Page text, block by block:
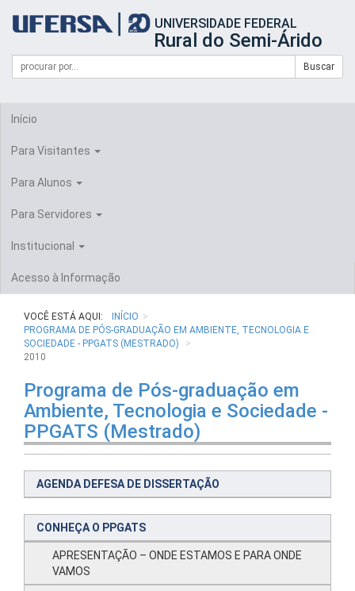
portal
UFERSA
UNIVERSIDADE FEDERAL
Rural do Semi-Árido
Formulário
Busca
Campo
de
Buscar
Início
Para Visitantes
Para Alunos
Para Servidores
Institucional
Acesso à Informação
VOCÊ ESTÁ AQUI:
INÍCIO
PROGRAMA DE PÓS-GRADUAÇÃO EM AMBIENTE, TECNOLOGIA E
SOCIEDADE - PPGATS (MESTRADO)
2010
Programa de Pós-graduação em
Ambiente, Tecnologia e Sociedade -
PPGATS (Mestrado)
AGENDA DEFESA DE DISSERTAÇÃO
CONHEÇA O PPGATS
APRESENTAÇÃO – ONDE ESTAMOS E PARA ONDE
VAMOS